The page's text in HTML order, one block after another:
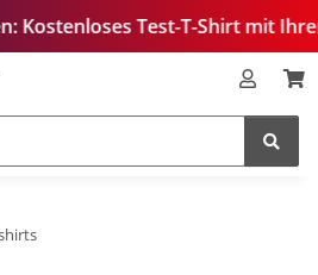
Test-T-Shirt mit Ihrem